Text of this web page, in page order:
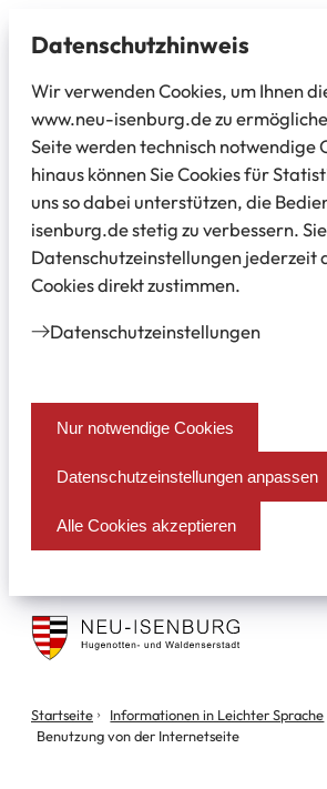
Datenschutz­hinweis
Wir verwenden Cookies, um Ihnen
www.neu-isenburg.de zu
Seite werden technisch notwendige
hinaus können Sie Cookies für
uns so dabei unterstützen, die
isenburg.de stetig zu verbessern.
Datenschutzeinstellungen jederzeit
Cookies direkt zustimmen.
Datenschutz­einstellungen
Nur notwendige Cookies
Datenschutzeinstellungen anpassen
Alle Cookies akzeptieren
Stadt
Neu
Isenburg
Sie
befinden
Startseite
Informationen in Leichter Sprache
Benutzung von der Internetseite